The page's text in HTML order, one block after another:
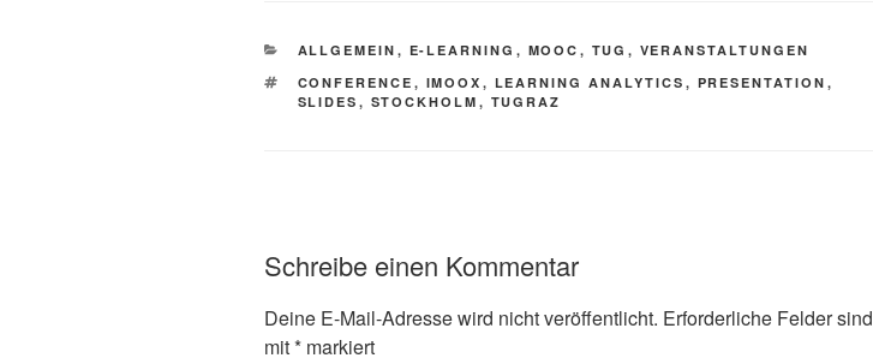
KATEGORIEN
ALLGEMEIN , E-LEARNING , MOOC , TUG , VERANSTALTUNGEN
SCHLAGWÖRTER
CONFERENCE , IMOOX , LEARNING ANALYTICS , PRESENTATION ,
SLIDES , STOCKHOLM , TUGRAZ
Schreibe einen Kommentar
Deine E-Mail-Adresse wird nicht veröffentlicht. Erforderliche Felder sind
mit* markiert